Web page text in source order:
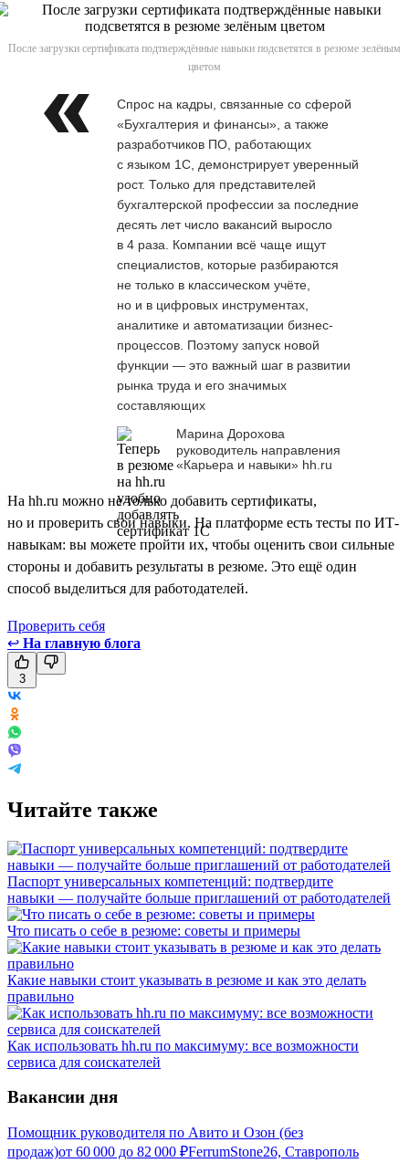
После загрузки сертификата подтверждённые навыки подсветятся в резюме зелёным
цветом
Спрос на кадры, связанные со сферой
«Бухгалтерия и финансы», а также
разработчиков ПО, работающих
с языком 1С, демонстрирует уверенный
рост. Только для представителей
бухгалтерской профессии за последние
десять лет число вакансий выросло
в 4 раза. Компании всё чаще ищут
специалистов, которые разбираются
не только в классическом учёте,
но и в цифровых инструментах,
аналитике и автоматизации бизнес-
процессов. Поэтому запуск новой
функции — это важный шаг в развитии
рынка труда и его значимых
составляющих
Марина Дорохова
руководитель направления
«Карьера и навыки» hh.ru
На hh.ru можно не только добавить сертификаты,
но и проверить свои навыки. На платформе есть тесты по ИТ-
навыкам: вы можете пройти их, чтобы оценить свои сильные
стороны и добавить результаты в резюме. Это ещё один
способ выделиться для работодателей.
Проверить себя
↩ На главную блога
3
Читайте также
Паспорт универсальных компетенций: подтвердите
навыки — получайте больше приглашений от работодателей
Что писать о себе в резюме: советы и примеры
Какие навыки стоит указывать в резюме и как это делать
правильно
Как использовать hh.ru по максимуму: все возможности
сервиса для соискателей
Вакансии дня
Помощник руководителя по Авито и Озон (без
продаж)от 60 000 до 82 000 ₽FerrumStone26, Ставрополь